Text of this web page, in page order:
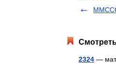
2324 —